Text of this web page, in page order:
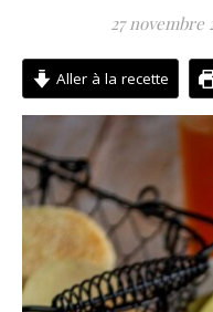
27 novembre
Aller à la recette